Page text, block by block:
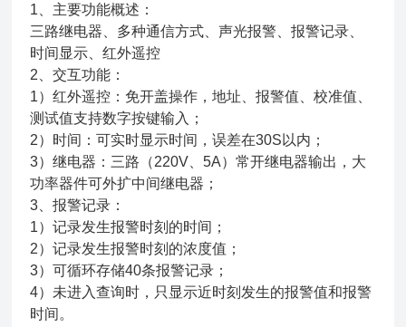
1、主要功能概述：
三路继电器、多种通信方式、声光报警、报警记录、
时间显示、红外遥控
2、交互功能：
1）红外遥控：免开盖操作，地址、报警值、校准值、
测试值支持数字按键输入；
2）时间：可实时显示时间，误差在30S以内；
3）继电器：三路（220V、5A）常开继电器输出，大
功率器件可外扩中间继电器；
3、报警记录：
1）记录发生报警时刻的时间；
2）记录发生报警时刻的浓度值；
3）可循环存储40条报警记录；
4）未进入查询时，只显示近时刻发生的报警值和报警
时间。